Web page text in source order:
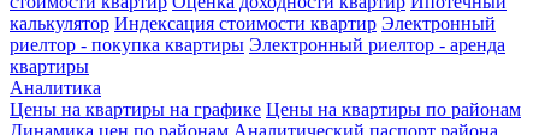
калькулятор Индексация стоимости квартир Электронный
риелтор - покупка квартиры Электронный риелтор - аренда
квартиры
Аналитика
Цены на квартиры на графике Цены на квартиры по районам
Динамика цен по районам Аналитический паспорт района